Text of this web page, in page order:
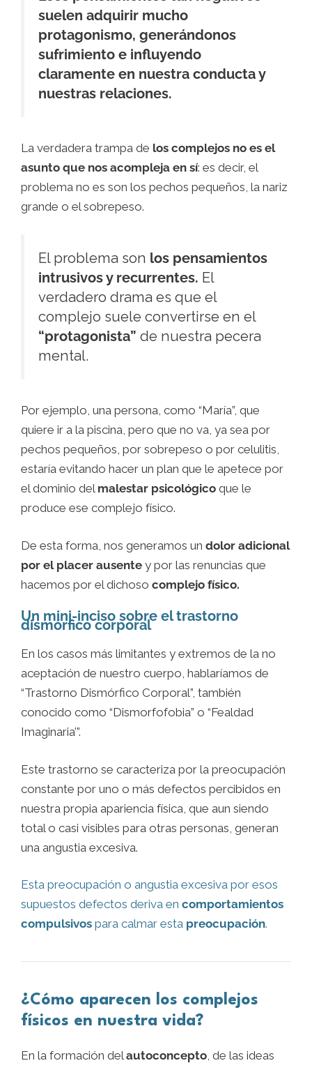
suelen adquirir mucho
protagonismo, generándonos
sufrimiento e influyendo
claramente en nuestra conducta y
nuestras relaciones.
La verdadera trampa de los complejos no es el
asunto que nos acompleja en sí: es decir, el
problema no es son los pechos pequeños, la nariz
grande o el sobrepeso.
El problema son los pensamientos
intrusivos y recurrentes. El
verdadero drama es que el
complejo suele convertirse en el
“protagonista” de nuestra pecera
mental.
Por ejemplo, una persona, como “María”, que
quiere ir a la piscina, pero que no va, ya sea por
pechos pequeños, por sobrepeso o por celulitis,
estaría evitando hacer un plan que le apetece por
el dominio del malestar psicológico que le
produce ese complejo físico.
De esta forma, nos generamos un dolor adicional
por el placer ausente y por las renuncias que
hacemos por el dichoso complejo físico.
Un mini-inciso sobre el trastorno
dismórfico corporal
En los casos más limitantes y extremos de la no
aceptación de nuestro cuerpo, hablaríamos de
“Trastorno Dismórfico Corporal”, también
conocido como “Dismorfofobia” o “Fealdad
Imaginaria’”.
Este trastorno se caracteriza por la preocupación
constante por uno o más defectos percibidos en
nuestra propia apariencia física, que aun siendo
total o casi visibles para otras personas, generan
una angustia excesiva.
Esta preocupación o angustia excesiva por esos
supuestos defectos deriva en comportamientos
compulsivos para calmar esta preocupación.
¿Cómo aparecen los complejos
físicos en nuestra vida?
En la formación delautoconcepto, de las ideas